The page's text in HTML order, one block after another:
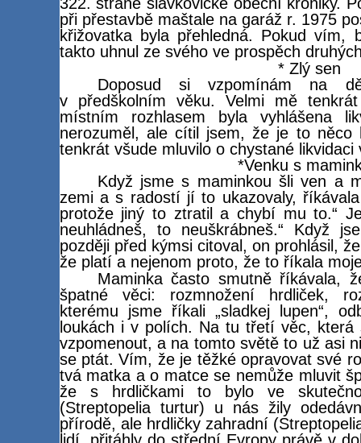
při přestavbě maštale na garáž r. 1975
křižovatka byla přehledná. Pokud vím,
takto uhnul ze svého ve prospěch
* Zlý sen
Doposud si vzpomínám na
v předškolním věku. Velmi mě
místním rozhlasem byla vyhlášena
nerozuměl, ale cítil jsem, že je to něco
tenkrát všude mluvilo o chystané likvidaci
*Venku s
Když jsme s maminkou šli ven a
zemi a s radostí jí to ukazovaly,
protože jiný to ztratil a chybí mu to.“
neuhládneš, to neuškrábneš.“ Když
později před kýmsi citoval, on prohlásil,
že platí a nejenom proto, že to říkala
Maminka často smutně říkávala,
špatné věci: rozmnožení hrdliček,
kterému jsme říkali „sladkej lupen“,
loukách i v polích. Na tu třetí věc,
vzpomenout, a na tomto světě to už asi
se ptát. Vím, že je těžké opravovat své
tvá matka a o matce se nemůže mluvit
že s hrdličkami to bylo ve
(Streptopelia turtur) u nás žily
přírodě, ale hrdličky zahradní
lidí, přitáhly do střední Evropy právě v